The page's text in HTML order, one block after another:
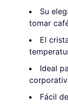
Su
tomar
El
Ideal
Fácil